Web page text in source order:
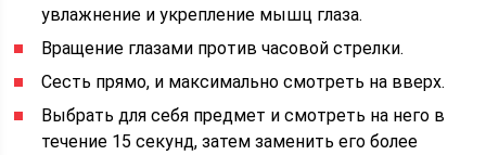
увлажнение и укрепление мышц глаза.
Вращение глазами против часовой стрелки.
Сесть прямо, и максимально смотреть на вверх.
Выбрать для себя предмет и смотреть на него в
течение 15 секунд, затем заменить его более